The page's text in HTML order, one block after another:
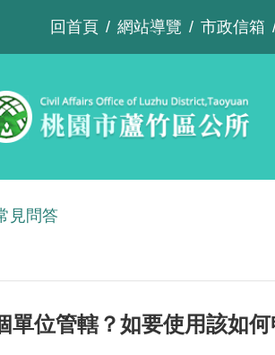
回首頁 網站導覽 市政信箱
見問答
單位管轄？如要使用該如